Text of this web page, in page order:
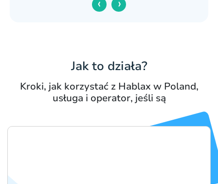
Jak to działa?
Kroki, jak korzystać z Hablax w Poland,
usługa i operator, jeśli są